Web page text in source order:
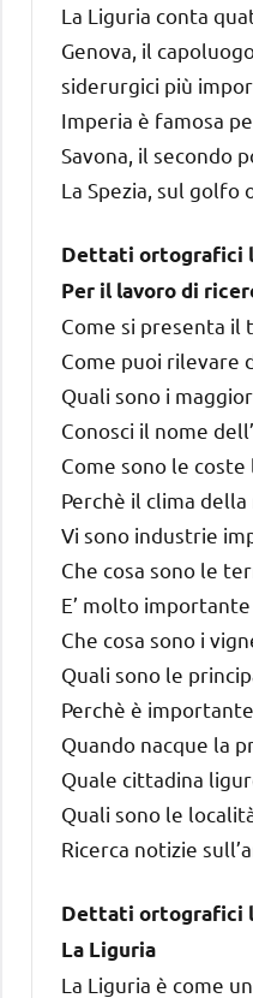
La Liguria conta
Genova, il
siderurgici più
Imperia è famosa
Savona, il secondo
La Spezia, sul golfo
Dettati ortografici
Per il lavoro di
Come si presenta
Come puoi rilevare
Quali sono i
Conosci il nome
Come sono le coste
Perchè il clima
Vi sono industrie
Che cosa sono le
E’ molto importante
Che cosa sono i
Quali sono le
Perchè è
Quando nacque la
Quale cittadina
Quali sono le
Ricerca notizie
Dettati ortografici
La Liguria
La Liguria è come